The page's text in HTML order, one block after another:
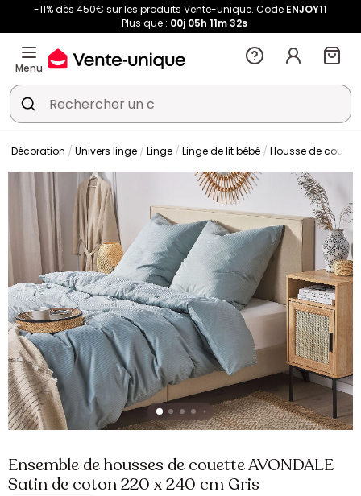
-11% dès 450€ sur les produits Vente-unique. Code ENJOY11
Plus que : 00j 05h 11m 32s
Menu
Décoration Univers linge Linge Linge de lit bébé Housse de couette
Ensemble de housses de couette AVONDALE
Satin de coton 220 x 240 cm Gris